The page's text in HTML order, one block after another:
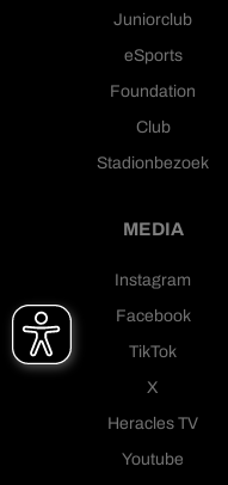
Juniorclub
eSports
Foundation
Club
Stadionbezoek
MEDIA
Instagram
Facebook
TikTok
X
Heracles TV
Youtube